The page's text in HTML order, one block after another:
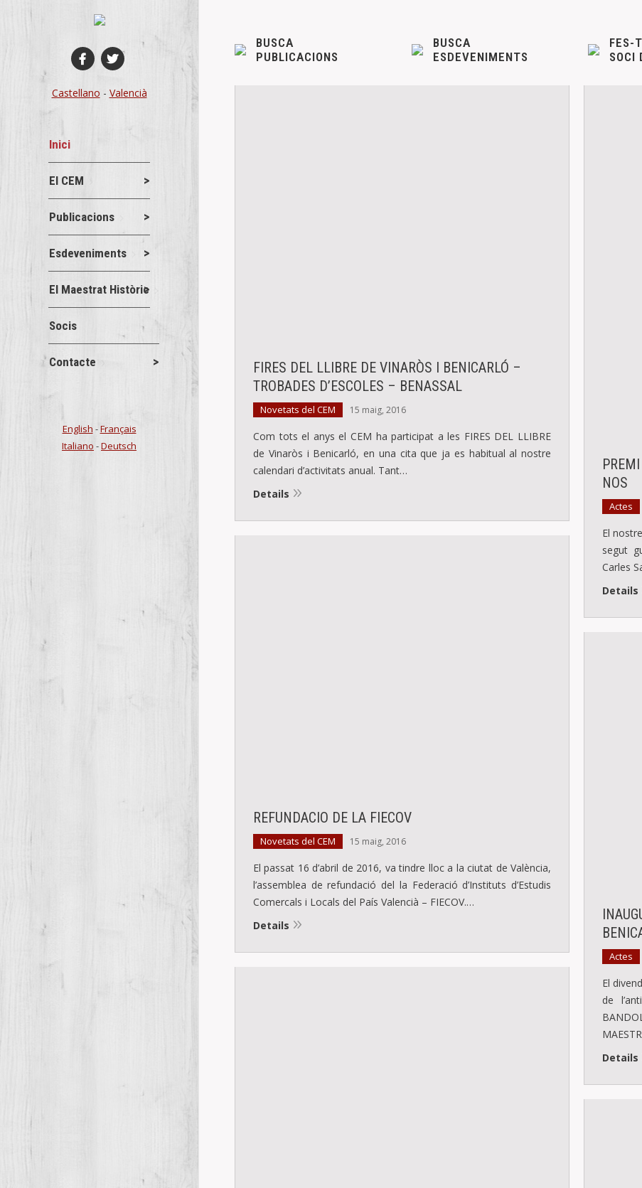
Castellano - Valencià
Inici
El CEM
Publicacions
Esdeveniments
El Maestrat Històric
Socis
Contacte
English -Français
Italiano -Deutsch
BUSCA
PUBLICACIONS
BUSCA
ESDEVENIMENTS
FES-
SOCI
FIRES DEL LLIBRE DE VINARÒS I BENICARLÓ –
TROBADES D’ESCOLES – BENASSAL
Novetats del CEM 15 maig, 2016
Com tots el anys el CEM ha participat a les FIRES DEL LLIBRE
de Vinaròs i Benicarló, en una cita que ja es habitual al nostre
calendari d’activitats anual. Tant…
Details
NOS
Actes
El
segut
Carles
Details
REFUNDACIO DE LA FIECOV
Novetats del CEM 15 maig, 2016
El passat 16 d’abril de 2016, va tindre lloc a la ciutat de València,
l’assemblea de refundació del la Federació d’Instituts d’Estudis
Comercals i Locals del País Valencià – FIECOV.…
Details
Actes
El
de
Details